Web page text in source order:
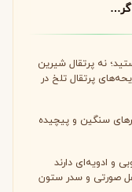
نه پرتقال شیرین
پرتقال تلخ در
سنگین و پیچیده
و ادویه‌ای دارند
صورتی و سدر ستون